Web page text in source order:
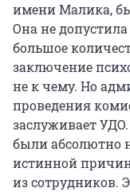
имени Малика,
Она не
большое
заключение
не к чему. Но
проведения
заслуживает
были абсолютно
истинной
из сотрудников.